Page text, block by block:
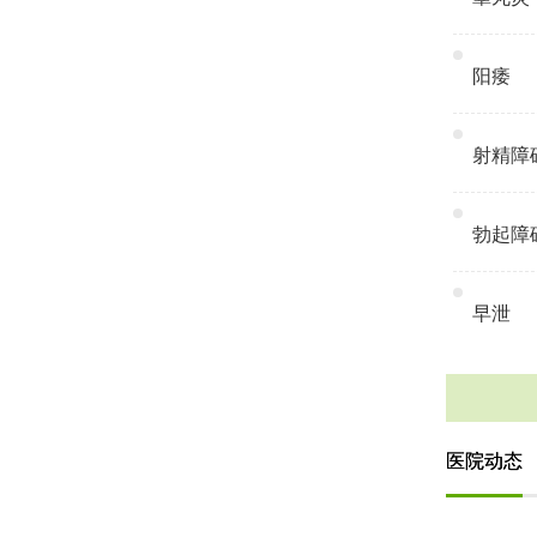
阳痿
射精障
勃起障
早泄
医院动态